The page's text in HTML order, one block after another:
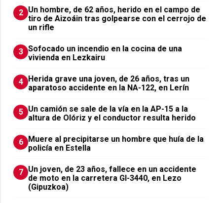
2 Un hombre, de 62 años, herido en el campo de
tiro de Aizoáin tras golpearse con el cerrojo de
un rifle
3 Sofocado un incendio en la cocina de una
vivienda en Lezkairu
4 Herida grave una joven, de 26 años, tras un
aparatoso accidente en la NA-122, en Lerín
5 Un camión se sale de la vía en la AP-15 a la
altura de Olóriz y el conductor resulta herido
6 Muere al precipitarse un hombre que huía de la
policía en Estella
7 Un joven, de 23 años, fallece en un accidente
de moto en la carretera GI-3440, en Lezo
(Gipuzkoa)